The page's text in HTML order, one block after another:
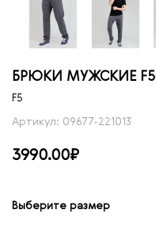
БРЮКИ МУЖСКИЕ F5
F5
Артикул: 09677-221013
3990.00₽
Выберите размер